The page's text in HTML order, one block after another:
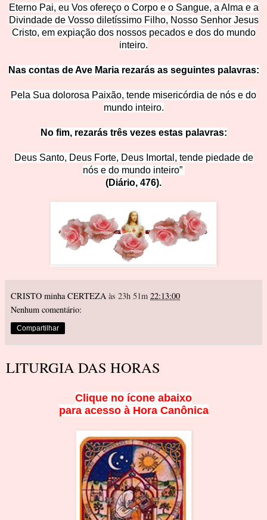
Eterno Pai, eu Vos ofereço o Corpo e o Sangue, a Alma e a
Divindade de Vosso diletíssimo Filho, Nosso Senhor Jesus
Cristo, em expiação dos nossos pecados e dos do mundo
inteiro.
Nas contas de Ave Maria rezarás as seguintes palavras:
Pela Sua dolorosa Paixão, tende misericórdia de nós e do
mundo inteiro.
No fim, rezarás três vezes estas palavras:
Deus Santo, Deus Forte, Deus Imortal, tende piedade de
nós e do mundo inteiro”
(Diário, 476).
CRISTO minha CERTEZA às 23h 51m 22:13:00
Nenhum comentário:
Compartilhar
LITURGIA DAS HORAS
Clique no ícone abaixo
para acesso à Hora Canônica